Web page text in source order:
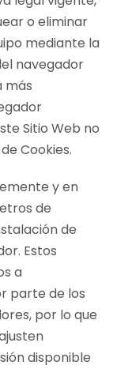
o eliminar
mediante la
navegador
más
Sitio Web no
Cookies.
y en
de
de
Estos
a
parte de los
por lo que
disponible